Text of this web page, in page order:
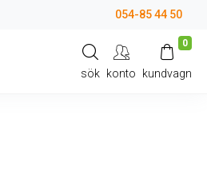
054-85 44 50
sök konto
0
kundvagn